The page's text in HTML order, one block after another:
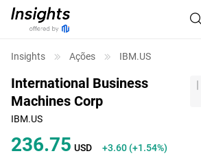
Insights Ações IBM.US
International Business
Machines Corp
IBM.US
236.75 USD +3.60 (+1.54%)